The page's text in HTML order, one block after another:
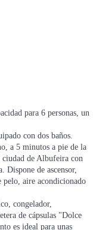
para 6 personas, un
con dos baños.
a 5 minutos a pie de la
de Albufeira con
Dispone de ascensor,
pelo, aire acondicionado
congelador,
de cápsulas "Dolce
es ideal para unas